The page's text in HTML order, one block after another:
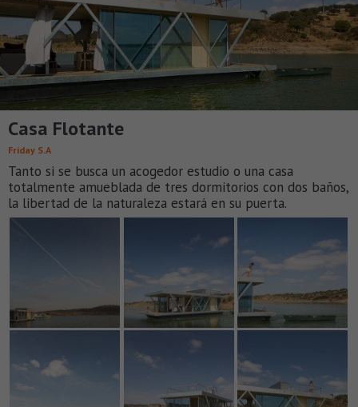
Casa Flotante
Friday S.A
Tanto si se busca un acogedor estudio o una casa
totalmente amueblada de tres dormitorios con dos baños,
la libertad de la naturaleza estará en su puerta.